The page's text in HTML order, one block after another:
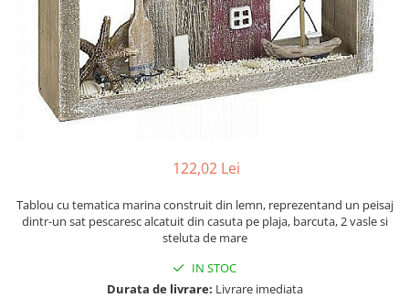
Barci, vapoare, ambarcatiuni
Pesti
Decoratiuni care se agata
Tablouri
122,02 Lei
Tablou cu tematica marina construit din lemn, reprezentand un peisaj
dintr-un sat pescaresc alcatuit din casuta pe plaja, barcuta, 2 vasle si
steluta de mare
IN STOC
Durata de livrare: Livrare imediata